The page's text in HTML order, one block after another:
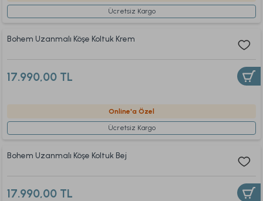
Ücretsiz Kargo
Bohem Uzanmalı Köşe Koltuk Krem
17.990,00 TL
Online'a Özel
Ücretsiz Kargo
Bohem Uzanmalı Köşe Koltuk Bej
17.990,00 TL